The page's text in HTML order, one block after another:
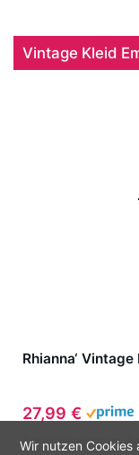
Vintage Kleid
Rhianna‘
27,99 €
Zuletzt aktualisiert am:
Wir nutzen Cookies